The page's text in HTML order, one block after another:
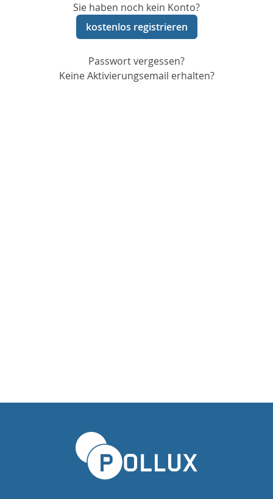
Sie haben noch kein Konto?
kostenlos registrieren
Passwort vergessen?
Keine Aktivierungsemail erhalten?